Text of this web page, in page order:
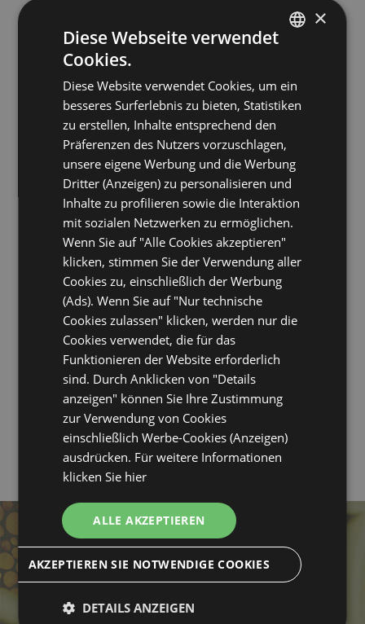
Steuernummer:
USt-IdNr:04736040405
Rechtsform:Gesellschaft mit beschränkter
Haftung
Datum der Eintragung in das Firmenregister:
11/03/2024
Datum letztes Protokoll:
07/03/2024
Komplementär:Gabriele Leardini und Serena
Leardini
© HOTEL SELECT SUITES & SPA
Via Antonio Gramsci, 89
47838 Riccione, RN
+39 0541 600613
info@hotelselectriccione.com
Mwst 04736040405
C.I.R. 099013-AL-00294
C.I.N. IT099013A1ZQKZR4UV
C.I.R. Appartamenti 099013-CV-00068
C.I.N. Appartamenti IT099013B4R6NT9OIR
Firmendaten
Überprüfen Sie Ihre Cookie-Einstellungen
ENGLISH
FRENCH
×
Diese Webseite verwendet
Cookies.
Diese Website verwendet Cookies, um ein
besseres Surferlebnis zu bieten, Statistiken
zu erstellen, Inhalte entsprechend den
Präferenzen des Nutzers vorzuschlagen,
unsere eigene Werbung und die Werbung
Dritter (Anzeigen) zu personalisieren und
Inhalte zu profilieren sowie die Interaktion
mit sozialen Netzwerken zu ermöglichen.
Wenn Sie auf "Alle Cookies akzeptieren"
klicken, stimmen Sie der Verwendung aller
Cookies zu, einschließlich der Werbung
(Ads). Wenn Sie auf "Nur technische
Cookies zulassen" klicken, werden nur die
Cookies verwendet, die für das
Funktionieren der Website erforderlich
sind. Durch Anklicken von "Details
anzeigen" können Sie Ihre Zustimmung
zur Verwendung von Cookies
einschließlich Werbe-Cookies (Anzeigen)
ausdrücken. Für weitere Informationen
klicken Sie hier
ALLE AKZEPTIEREN
AKZEPTIEREN SIE NOTWENDIGE COOKIES
DETAILS ANZEIGEN